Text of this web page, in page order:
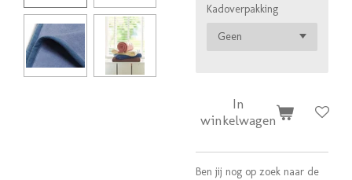
Kadoverpakking
In
winkelwagen
Ben jij nog op zoek naar de